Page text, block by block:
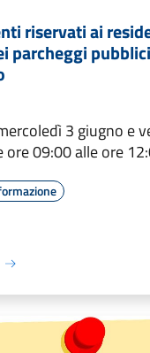
riservati ai
parcheggi
3 giugno e
ore 09:00 alle ore